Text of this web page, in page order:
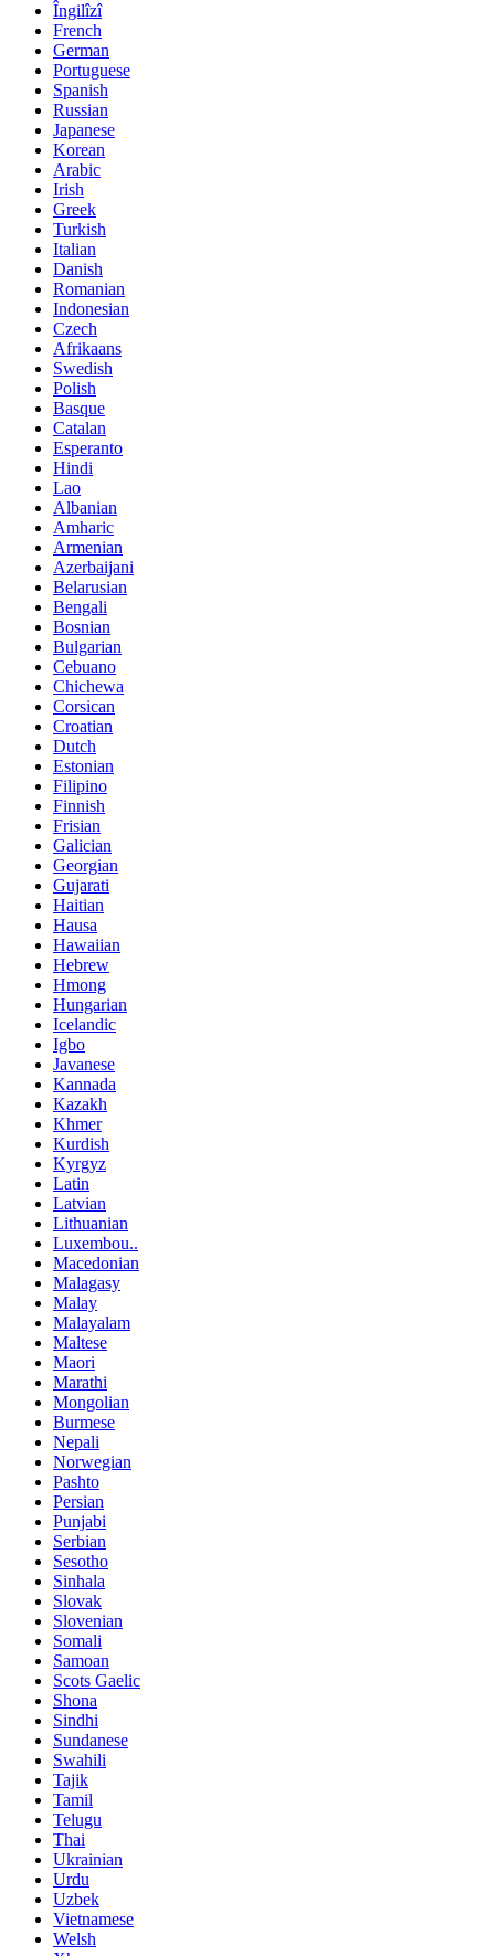
Îngilîzî
French
German
Portuguese
Spanish
Russian
Japanese
Korean
Arabic
Irish
Greek
Turkish
Italian
Danish
Romanian
Indonesian
Czech
Afrikaans
Swedish
Polish
Basque
Catalan
Esperanto
Hindi
Lao
Albanian
Amharic
Armenian
Azerbaijani
Belarusian
Bengali
Bosnian
Bulgarian
Cebuano
Chichewa
Corsican
Croatian
Dutch
Estonian
Filipino
Finnish
Frisian
Galician
Georgian
Gujarati
Haitian
Hausa
Hawaiian
Hebrew
Hmong
Hungarian
Icelandic
Igbo
Javanese
Kannada
Kazakh
Khmer
Kurdish
Kyrgyz
Latin
Latvian
Lithuanian
Luxembou..
Macedonian
Malagasy
Malay
Malayalam
Maltese
Maori
Marathi
Mongolian
Burmese
Nepali
Norwegian
Pashto
Persian
Punjabi
Serbian
Sesotho
Sinhala
Slovak
Slovenian
Somali
Samoan
Scots Gaelic
Shona
Sindhi
Sundanese
Swahili
Tajik
Tamil
Telugu
Thai
Ukrainian
Urdu
Uzbek
Vietnamese
Welsh